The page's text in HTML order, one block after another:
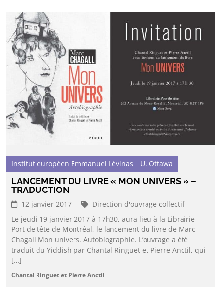
Institut européen Emmanuel Lévinas U. Ottawa
LANCEMENT DU LIVRE « MON UNIVERS » –
TRADUCTION
12 janvier 2017
Direction d'ouvrage collectif
Le jeudi 19 janvier 2017 à 17h30, aura lieu à la Librairie
Port de tête de Montréal, le lancement du livre de Marc
Chagall Mon univers. Autobiographie. L’ouvrage a été
traduit du Yiddish par Chantal Ringuet et Pierre Anctil, qui
[…]
Chantal Ringuet et Pierre Anctil